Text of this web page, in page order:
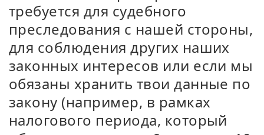
требуется для судебного
преследования с нашей стороны,
для соблюдения других наших
законных интересов или если мы
обязаны хранить твои данные по
закону (например, в рамках
налогового периода, который